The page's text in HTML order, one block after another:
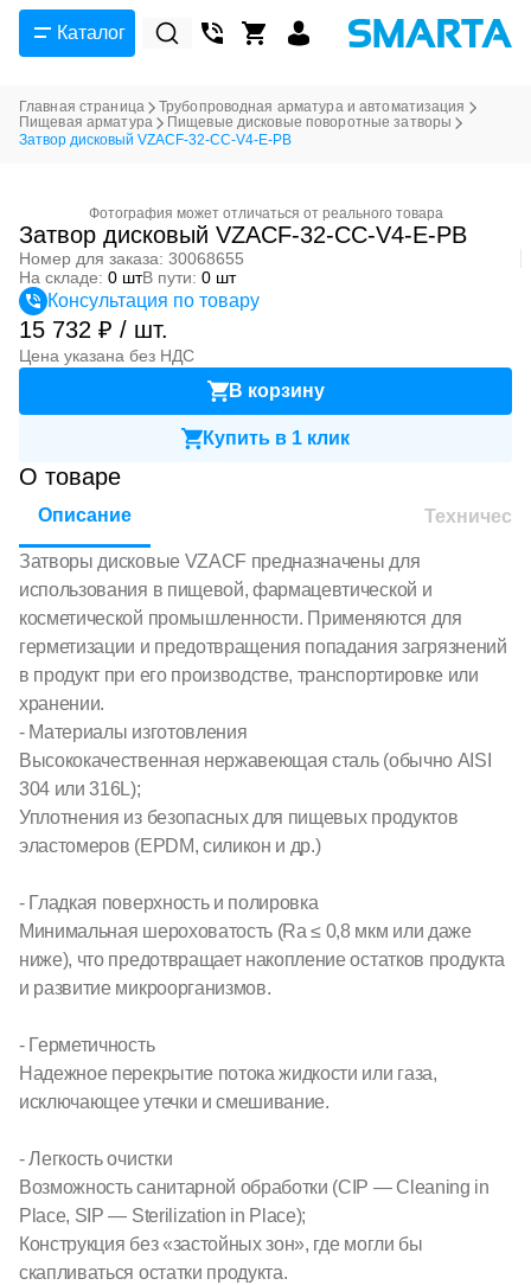
Каталог
Главная страница
Трубопроводная арматура и автоматизация
Пищевая арматура
Пищевые дисковые поворотные затворы
Затвор дисковый VZACF-32-CC-V4-E-PB
Фотография может отличаться от реального товара
Затвор дисковый VZACF-32-CC-V4-E-PB
Номер для заказа: 30068655
На складе: 0 штВ пути: 0 шт
Консультация по товару
15 732 ₽ / шт.
Цена указана без НДС
В корзину
Купить в 1 клик
О товаре
Описание
Затворы дисковые VZACF предназначены для
использования в пищевой, фармацевтической и
косметической промышленности. Применяются для
герметизации и предотвращения попадания загрязнений
в продукт при его производстве, транспортировке или
хранении.
- Материалы изготовления
Высококачественная нержавеющая сталь (обычно AISI
304 или 316L);
Уплотнения из безопасных для пищевых продуктов
эластомеров (EPDM, силикон и др.)
- Гладкая поверхность и полировка
Минимальная шероховатость (Ra ≤ 0,8 мкм или даже
ниже), что предотвращает накопление остатков продукта
и развитие микроорганизмов.
- Герметичность
Надежное перекрытие потока жидкости или газа,
исключающее утечки и смешивание.
- Легкость очистки
Возможность санитарной обработки (CIP — Cleaning in
Place, SIP — Sterilization in Place);
Конструкция без «застойных зон», где могли бы
скапливаться остатки продукта.